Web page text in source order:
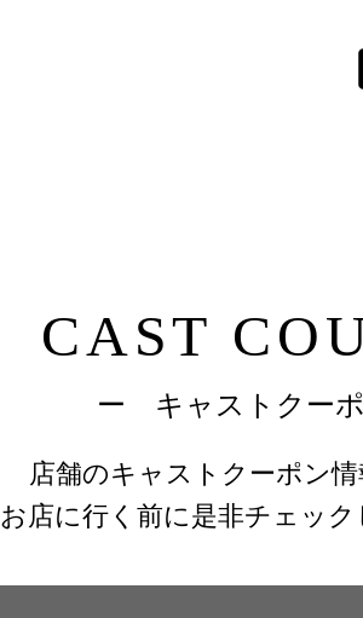
CAST
ー キャストクー
店舗のキャストクーポン
お店に行く前に是非チェッ